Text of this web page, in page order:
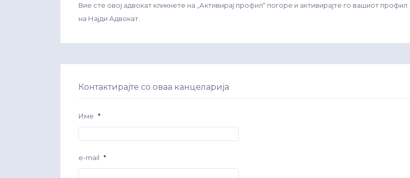
Вие сте овој адвокат кликнете на „Активирај профил“ погоре и активирајте го вашиот профил
на Најди Адвокат.
Контактирајте со оваа канцеларија
Име *
e-mail *